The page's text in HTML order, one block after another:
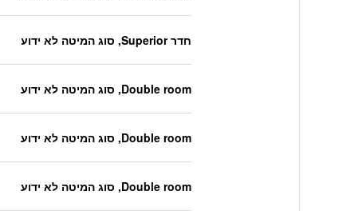
חדר Superior, סוג המיטה לא ידוע
Double room, סוג המיטה לא ידוע
Double room, סוג המיטה לא ידוע
Double room, סוג המיטה לא ידוע